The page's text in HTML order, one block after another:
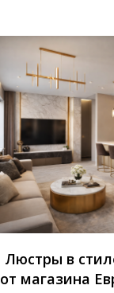
Люстры в
от магазина